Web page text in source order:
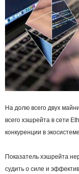
На долю всего двух
всего хэшрейта в сети
конкуренции в
Показатель хэшрейта
судить о силе и